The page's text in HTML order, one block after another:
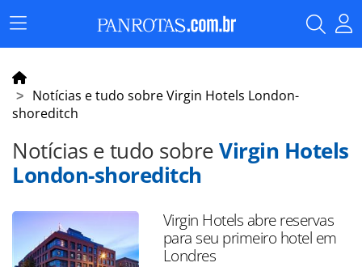
Menu
Principal
Notícias e tudo sobre Virgin Hotels London-
shoreditch
Notícias e tudo sobreVirgin Hotels
London-shoreditch
Virgin Hotels abre reservas
para seu primeiro hotel em
Londres